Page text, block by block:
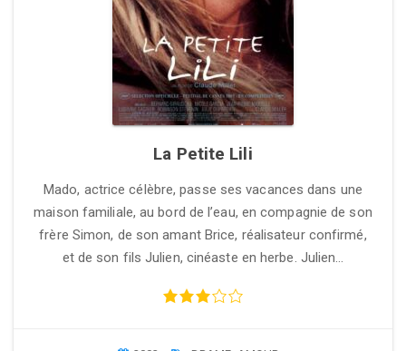
La Petite Lili
Mado, actrice célèbre, passe ses vacances dans une
maison familiale, au bord de l’eau, en compagnie de son
frère Simon, de son amant Brice, réalisateur confirmé,
et de son fils Julien, cinéaste en herbe. Julien…